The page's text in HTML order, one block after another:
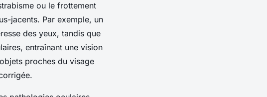
ou le frottement
jacents. Par exemple, un
des yeux, tandis que
entraînant une vision
proches du visage